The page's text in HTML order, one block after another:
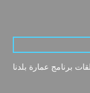
برنامج عمارة بلدنا